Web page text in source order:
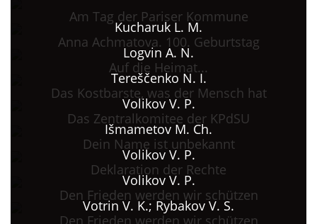
Am Tag der Pariser Kommune
Kucharuk L. M.
Anna Achmatova. 100. Geburtstag
Logvin A. N.
Auf die Heimat...
Tereščenko N. I.
Das Kostbarste, was der Mensch hat
Volikov V. P.
Das Zentralkomitee der KPdSU
Išmametov M. Ch.
Dein Name ist unbekannt
Volikov V. P.
Deklaration der Rechte
Volikov V. P.
Den Frieden werden wir schützen
Votrin V. K.; Rybakov V. S.
Den Frieden werden wir schützen